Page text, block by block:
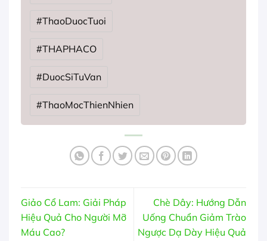
#ThaoDuocTuoi
#THAPHACO
#DuocSiTuVan
#ThaoMocThienNhien
Giảo Cổ Lam: Giải Pháp
Hiệu Quả Cho Người Mỡ
Máu Cao?
Chè Dây: Hướng Dẫn
Uống Chuẩn Giảm Trào
Ngược Dạ Dày Hiệu Quả